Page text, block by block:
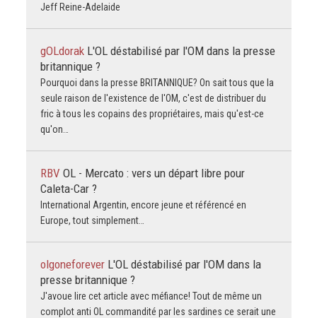
Jeff Reine-Adelaide
gOLdorak L'OL déstabilisé par l'OM dans la presse
britannique ?
Pourquoi dans la presse BRITANNIQUE? On sait tous que la
seule raison de l'existence de l'OM, c'est de distribuer du
fric à tous les copains des propriétaires, mais qu'est-ce
qu'on…
RBV OL - Mercato : vers un départ libre pour
Caleta-Car ?
International Argentin, encore jeune et référencé en
Europe, tout simplement…
olgoneforever L'OL déstabilisé par l'OM dans la
presse britannique ?
J'avoue lire cet article avec méfiance! Tout de même un
complot anti OL commandité par les sardines ce serait une